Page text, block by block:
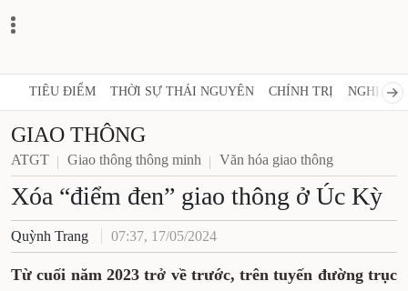
TIÊU ĐIỂM THỜI SỰ THÁI NGUYÊN CHÍNH TRỊ NGHỊ
GIAO THÔNG
ATGT Giao thông thông minh Văn hóa giao thông
Xóa “điểm đen” giao thông ở Úc Kỳ
Quỳnh Trang 07:37, 17/05/2024
Từ cuối năm 2023 trở về trước, trên tuyến đường trục